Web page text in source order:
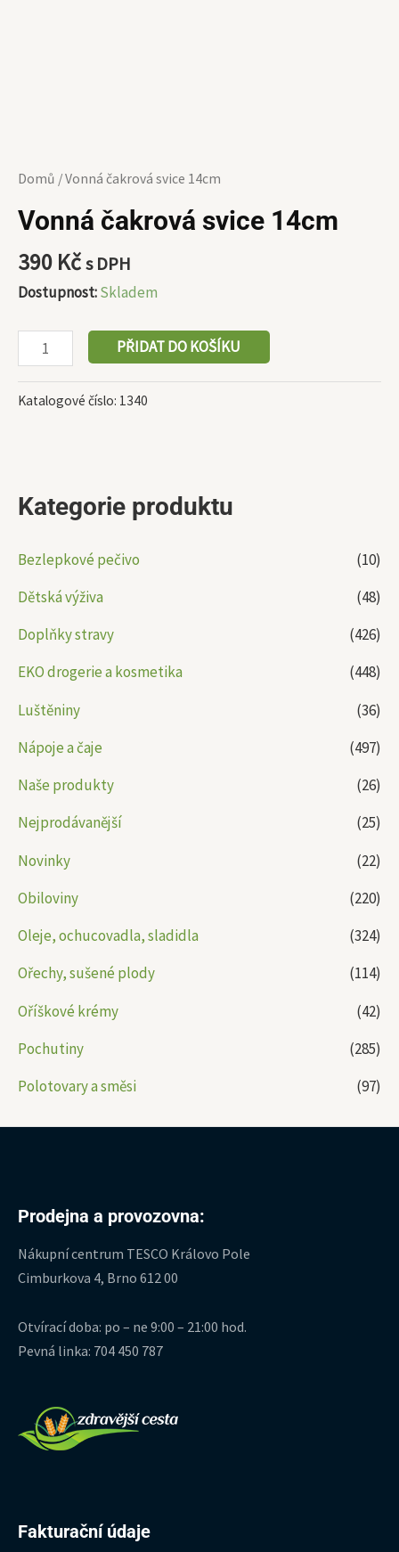
Kategorie produktu
Bezlepkové pečivo
(10)
Dětská výživa
(48)
Doplňky stravy
(426)
EKO drogerie a kosmetika
(448)
Luštěniny
(36)
Nápoje a čaje
(497)
Naše produkty
(26)
Nejprodávanější
(25)
Novinky
(22)
Obiloviny
(220)
Oleje, ochucovadla, sladidla
(324)
Ořechy, sušené plody
(114)
Oříškové krémy
(42)
Pochutiny
(285)
Polotovary a směsi
(97)
Domů / Vonná čakrová svice 14cm
Vonná čakrová svice 14cm
390 Kčs DPH
Dostupnost:Skladem
PŘIDAT DO KOŠÍKU
Katalogové číslo: 1340
Prodejna a provozovna:
Nákupní centrum TESCO Královo Pole
Cimburkova 4, Brno 612 00
Otvírací doba: po – ne 9:00 – 21:00 hod.
Pevná linka: 704 450 787
Fakturační údaje